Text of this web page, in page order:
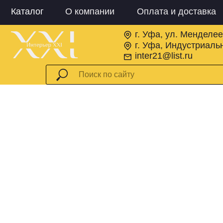
Каталог О компании Оплата и доставка
inter21@list.ru
г. Уфа,
г. Уфа, ул.